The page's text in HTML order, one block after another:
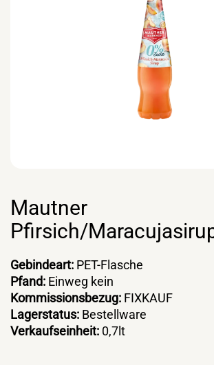
Mautner
Pfirsich/
Gebindeart: PET-Flasche
Pfand: Einweg kein
Kommissionsbezug: FIXKAUF
Lagerstatus: Bestellware
Verkaufseinheit: 0,7lt